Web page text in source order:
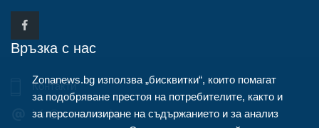
Връзка с нас
Контакти
info@zonanews.bg
Zonanews.bg използва „бисквитки“, които помагат
за подобряване престоя на потребителите, както и
за персонализиране на съдържанието и за анализ